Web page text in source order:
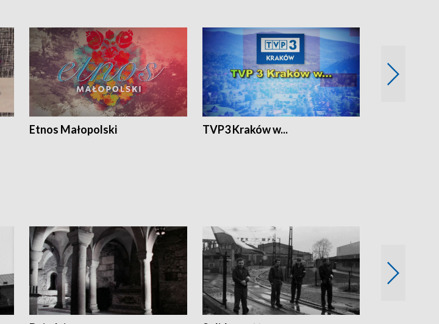
Etnos Małopolski TVP3 Kraków w...